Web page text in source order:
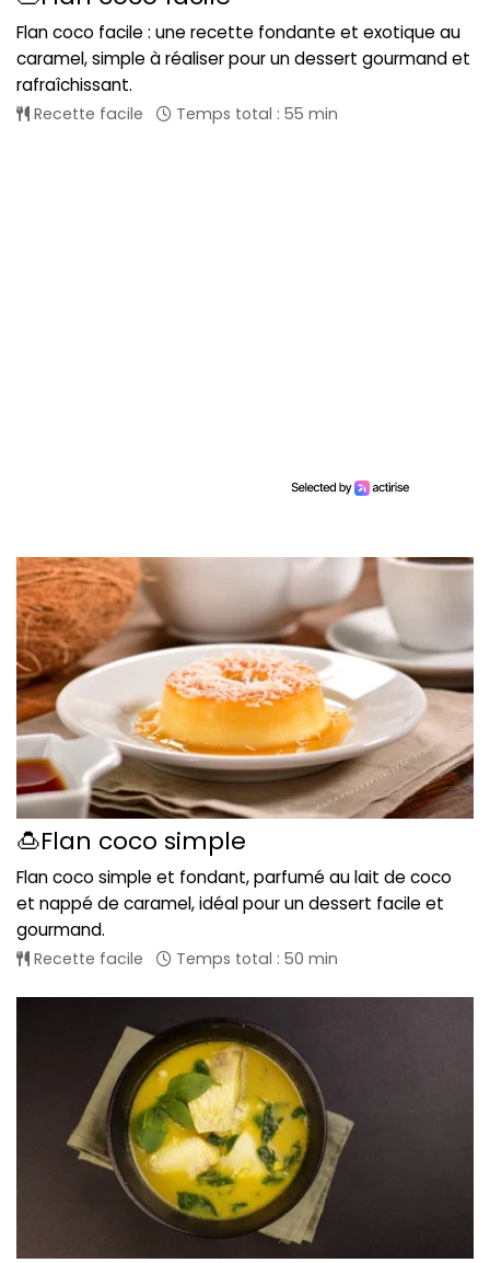
Flan coco facile : une recette fondante et exotique au
caramel, simple à réaliser pour un dessert gourmand et
rafraîchissant.
Recette facile Temps total : 55 min
🍮Flan coco simple
Flan coco simple et fondant, parfumé au lait de coco
et nappé de caramel, idéal pour un dessert facile et
gourmand.
Recette facile Temps total : 50 min